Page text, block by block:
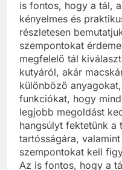
is fontos, hogy a tál,
kényelmes és
részletesen
szempontokat
megfelelő tál
kutyáról, akár
különböző
funkciókat, hogy
legjobb megoldást
hangsúlyt fektetünk a
tartósságára,
szempontokat kell
Az is fontos, hogy a